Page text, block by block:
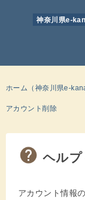
神奈川県e-
ホーム（神奈川県e-
アカウント削除
ヘル
アカウント情報